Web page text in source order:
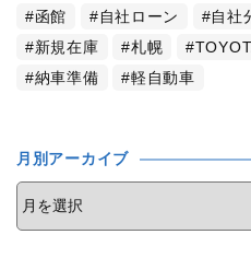
函館
自社ローン 自社
新規在庫
札幌
納車準備
軽自動車
月別アーカイブ